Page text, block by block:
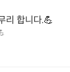
리 합니다.💪